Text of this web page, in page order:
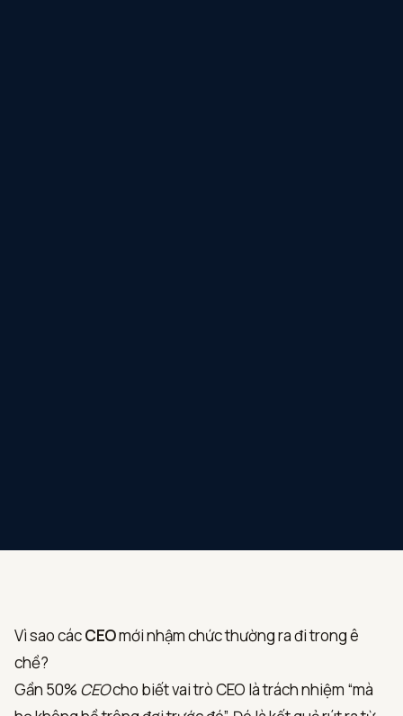
Vì sao cácCEOmới nhậm chức thường ra đi trong ê
chề?
Gần 50% CEOcho biết vai trò CEO là trách nhiệm “mà